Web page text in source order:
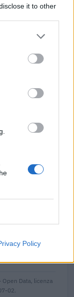
it to other
Policy
imprese
adottati a
di
imprese
S.p.A.
a fondo
Open Data, licenza
02.